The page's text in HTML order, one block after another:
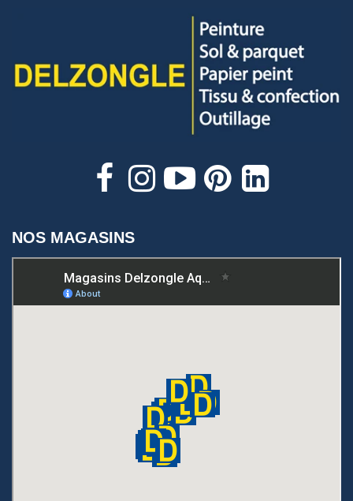
NOS MAGASINS